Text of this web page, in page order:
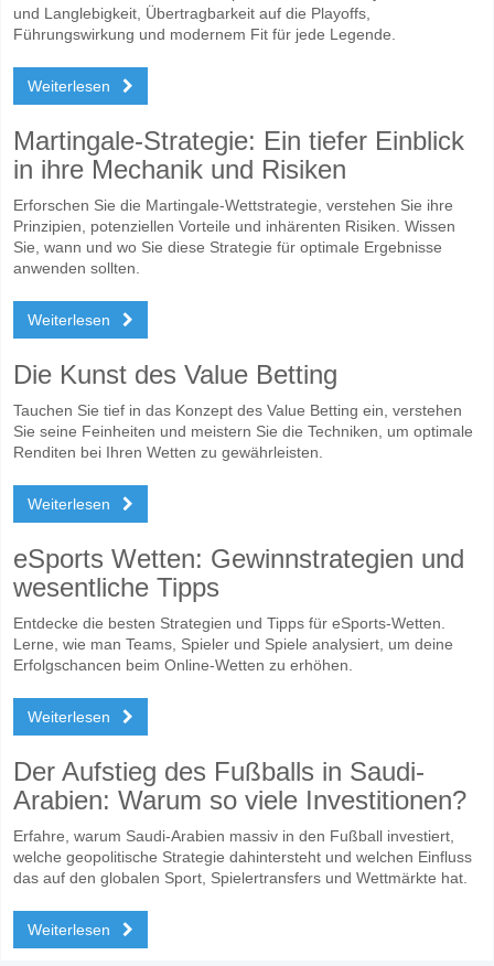
und Langlebigkeit, Übertragbarkeit auf die Playoffs,
Führungswirkung und modernem Fit für jede Legende.
Weiterlesen
Martingale-Strategie: Ein tiefer Einblick
in ihre Mechanik und Risiken
Erforschen Sie die Martingale-Wettstrategie, verstehen Sie ihre
Prinzipien, potenziellen Vorteile und inhärenten Risiken. Wissen
Sie, wann und wo Sie diese Strategie für optimale Ergebnisse
anwenden sollten.
Weiterlesen
Die Kunst des Value Betting
Tauchen Sie tief in das Konzept des Value Betting ein, verstehen
Sie seine Feinheiten und meistern Sie die Techniken, um optimale
Renditen bei Ihren Wetten zu gewährleisten.
Weiterlesen
eSports Wetten: Gewinnstrategien und
wesentliche Tipps
Entdecke die besten Strategien und Tipps für eSports-Wetten.
Lerne, wie man Teams, Spieler und Spiele analysiert, um deine
Erfolgschancen beim Online-Wetten zu erhöhen.
Weiterlesen
Der Aufstieg des Fußballs in Saudi-
Arabien: Warum so viele Investitionen?
Erfahre, warum Saudi-Arabien massiv in den Fußball investiert,
welche geopolitische Strategie dahintersteht und welchen Einfluss
das auf den globalen Sport, Spielertransfers und Wettmärkte hat.
Weiterlesen